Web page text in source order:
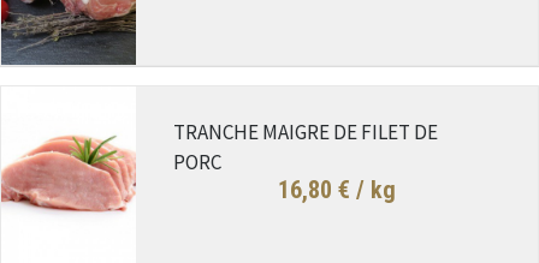
TRANCHE MAIGRE DE FILET DE
PORC
16,80 € / kg